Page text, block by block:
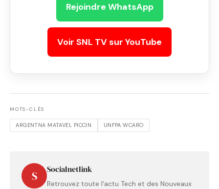
Rejoindre WhatsApp
Voir SNL TV sur YouTube
MOTS-CLÉS
ARGENTNA MATAVEL PICCIN UNFPA WCARO
S Socialnetlink
Retrouvez toute l'actu Tech et des Nouveaux